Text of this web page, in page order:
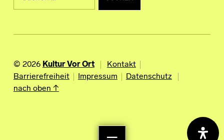
© 2026 Kultur Vor Ort
Kontakt
Barrierefreiheit
Impressum
Datenschutz
nach oben ↑